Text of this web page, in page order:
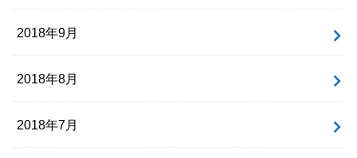
2018年9月
2018年8月
2018年7月